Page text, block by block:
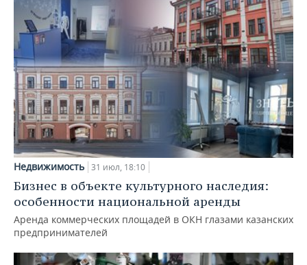
Недвижимость 31 июл, 18:10
Бизнес в объекте культурного наследия:
особенности национальной аренды
Аренда коммерческих площадей в ОКН глазами казанских
предпринимателей